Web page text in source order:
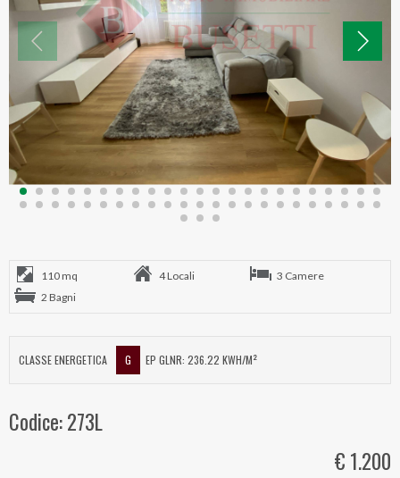
110 mq 4 Locali
3 Camere
2 Bagni
CLASSE ENERGETICA G EP GLNR: 236.22 KWH/M²
Codice: 273L
€ 1.200